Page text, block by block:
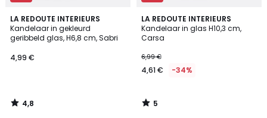
LA REDOUTE INTERIEURS
Kandelaar in gekleurd
geribbeld glas, H6,8 cm, Sabri
4,99 €
4,8
/ 5
4,8
/
LA REDOUTE INTERIEURS
Kandelaar in glas H10,3 cm,
Carsa
6,99 €
4,61 € -34%
5
/
5
5
/